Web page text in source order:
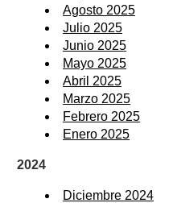
Agosto 2025
Julio 2025
Junio 2025
Mayo 2025
Abril 2025
Marzo 2025
Febrero 2025
Enero 2025
2024
Diciembre 2024